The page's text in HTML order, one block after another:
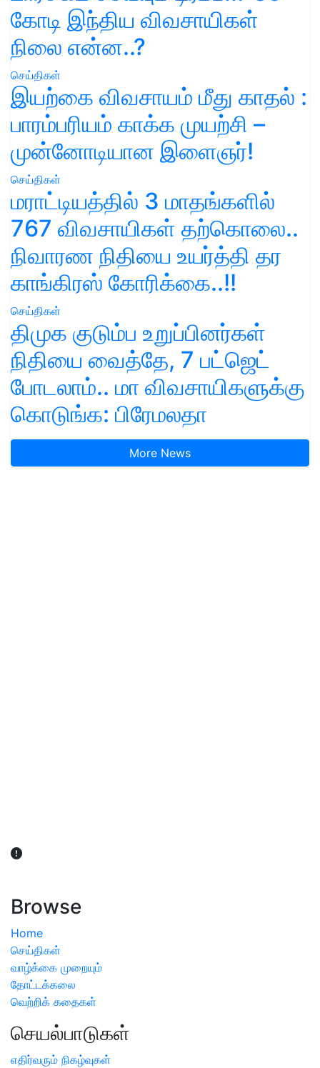
கோடி இந்திய விவசாயிகள்
நிலை என்ன..?
செய்திகள்
இயற்கை விவசாயம் மீது காதல் :
பாரம்பரியம் காக்க முயற்சி –
முன்னோடியான இளைஞர்!
செய்திகள்
மராட்டியத்தில் 3 மாதங்களில்
767 விவசாயிகள் தற்கொலை..
நிவாரண நிதியை உயர்த்தி தர
காங்கிரஸ் கோரிக்கை..!!
செய்திகள்
திமுக குடும்ப உறுப்பினர்கள்
நிதியை வைத்தே, 7 பட்ஜெட்
போடலாம்.. மா விவசாயிகளுக்கு
கொடுங்க: பிரேமலதா
More News
Browse
Home
செய்திகள்
வாழ்க்கை முறையும்
தோட்டக்கலை
வெற்றிக் கதைகள்
செயல்பாடுகள்
எதிர்வரும் நிகழ்வுகள்